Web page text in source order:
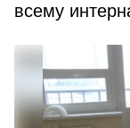
всему